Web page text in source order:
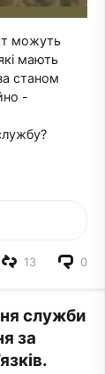
можуть
мають
станом
-
0
13
служби
за